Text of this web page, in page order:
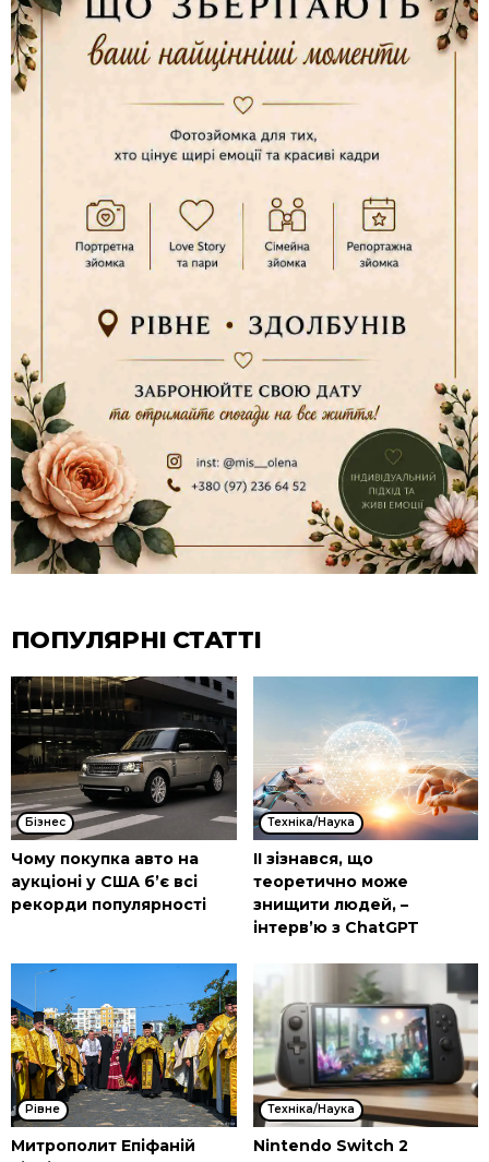
ПОПУЛЯРНІ СТАТТІ
Бізнес
Чому покупка авто на
аукціоні у США б’є всі
рекорди популярності
Техніка/Наука
ІІ зізнався, що
теоретично може
знищити людей, –
інтерв’ю з ChatGPT
Рівне
Митрополит Епіфаній
Техніка/Наука
Nintendo Switch 2